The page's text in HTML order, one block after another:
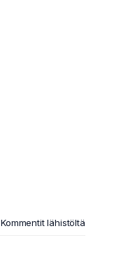
Kommentit lähistöltä